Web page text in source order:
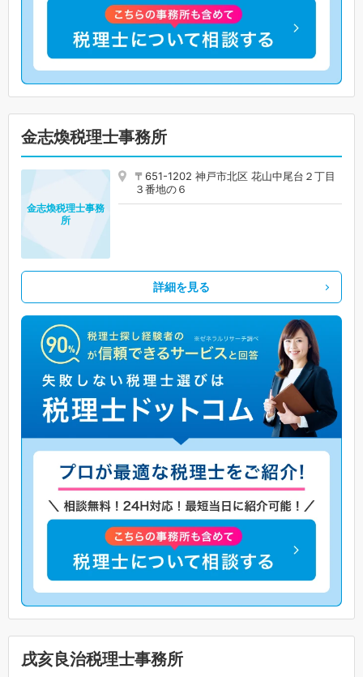
金志煥税理士事務所
〒651-1202 神戸市北区 花山中尾台２丁目
３番地の６
金志煥税理士事務
所
詳細を見る
戌亥良治税理士事務所